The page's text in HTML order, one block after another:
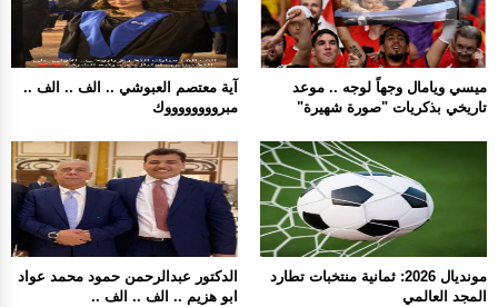
آية معتصم العبوشي .. الف .. الف ..
مبرووووووووك
ميسي ويامال وجهاً لوجه .. موعد
تاريخي بذكريات "صورة شهيرة"
الدكتور عبدالرحمن حمود محمد عواد
ابو هزيم .. الف .. الف ..
مونديال 2026: ثمانية منتخبات تطارد
المجد العالمي